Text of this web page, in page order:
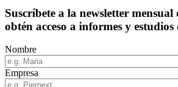
Suscríbete a la newsletter
obtén acceso a informes y estudios
Nombre
Empresa